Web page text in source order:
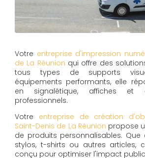
Votre entreprise d'impression
de La Réunion qui offre des
tous types de supports
équipements performants, elle
en signalétique, affiches et
professionnels.
Votre entreprise de création
Saint-Denis de La Réunion propose
de produits personnalisables.
stylos, t-shirts ou autres articles,
conçu pour optimiser l'impact